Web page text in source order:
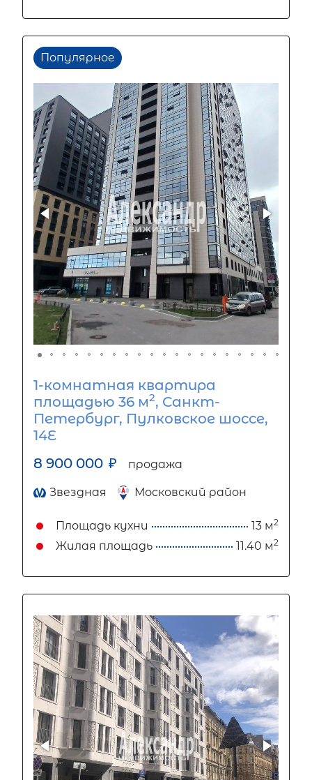
Популярное
1-комнатная квартира
площадью 36 м2, Санкт-
Петербург, Пулковское шоссе,
14Е
8 900 000 ₽ продажа
Звездная Московский район
Площадь кухни 13 м2
Жилая площадь 11.40 м2